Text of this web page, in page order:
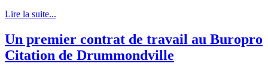
Lire la suite...
Un premier contrat de travail au Buropro
Citation de Drummondville